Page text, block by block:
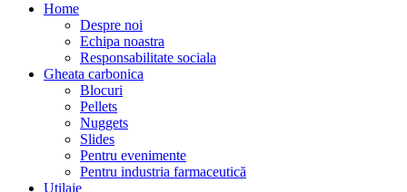
Home
Despre noi
Echipa noastra
Responsabilitate sociala
Gheata carbonica
Blocuri
Pellets
Nuggets
Slides
Pentru evenimente
Pentru industria farmaceutică
Utilaje